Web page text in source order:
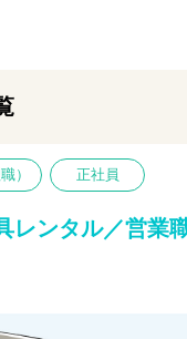
） 正社員
レンタル／営業